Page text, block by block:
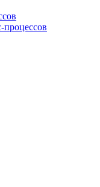
процессов